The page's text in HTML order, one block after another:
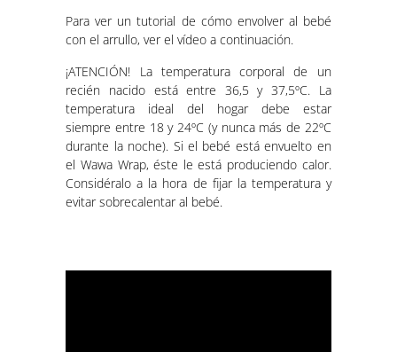
Para ver un tutorial de cómo envolver al bebé
con el arrullo, ver el vídeo a continuación.
¡ATENCIÓN! La temperatura corporal de un
recién nacido está entre 36,5 y 37,5ºC. La
temperatura ideal del hogar debe estar
siempre entre 18 y 24ºC (y nunca más de 22ºC
durante la noche). Si el bebé está envuelto en
el Wawa Wrap, éste le está produciendo calor.
Considéralo a la hora de fijar la temperatura y
evitar sobrecalentar al bebé.